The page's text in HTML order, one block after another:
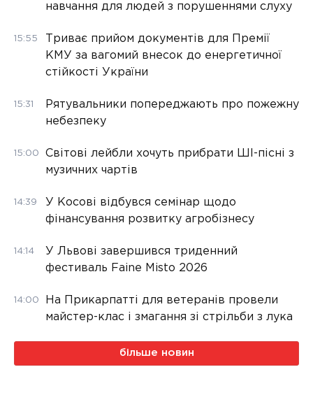
навчання для людей з порушеннями слуху
15:55
Триває прийом документів для Премії
КМУ за вагомий внесок до енергетичної
стійкості України
15:31
Рятувальники попереджають про пожежну
небезпеку
15:00
Світові лейбли хочуть прибрати ШІ-пісні з
музичних чартів
14:39
У Косові відбувся семінар щодо
фінансування розвитку агробізнесу
14:14
У Львові завершився триденний
фестиваль Faine Misto 2026
14:00
На Прикарпатті для ветеранів провели
майстер-клас і змагання зі стрільби з лука
більше новин